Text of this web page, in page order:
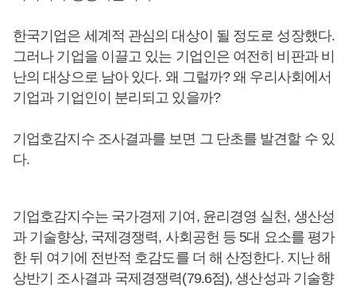
한국기업은 세계적 관심의 대상이 될 정도로 성장했다.
그러나 기업을 이끌고 있는 기업인은 여전히 비판과 비
난의 대상으로 남아 있다. 왜 그럴까? 왜 우리사회에서
기업과 기업인이 분리되고 있을까?
기업호감지수 조사결과를 보면 그 단초를 발견할 수 있
다.
기업호감지수는 국가경제 기여, 윤리경영 실천, 생산성
과 기술향상, 국제경쟁력, 사회공헌 등 5대 요소를 평가
한 뒤 여기에 전반적 호감도를 더 해 산정한다. 지난 해
상반기 조사결과 국제경쟁력(79.6점), 생산성과 기술향